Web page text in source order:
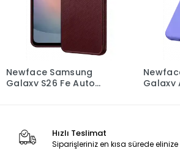
Newface Samsung
Galaxy S26 Fe Auto
Galaxy
Hızlı Teslimat
Siparişleriniz en kısa sürede elinize